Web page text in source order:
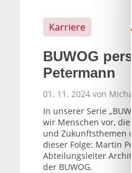
Karriere
BUWOG
Petermann
01. 11. 2024 von
In unserer Serie
wir Menschen vor,
und Zukunftsthemen
dieser Folge: Martin
Abteilungsleiter
der BUWOG.